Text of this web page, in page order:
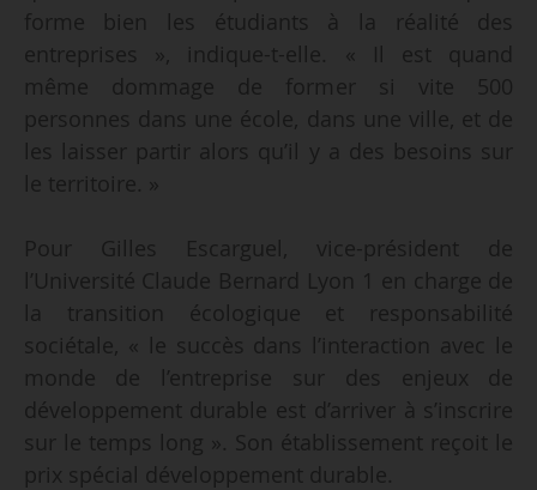
forme bien les étudiants à la réalité des
entreprises », indique-t-elle. « Il est quand
même dommage de former si vite 500
personnes dans une école, dans une ville, et de
les laisser partir alors qu’il y a des besoins sur
le territoire. »
Pour Gilles Escarguel, vice-président de
l’Université Claude Bernard Lyon 1 en charge de
la transition écologique et responsabilité
sociétale, « le succès dans l’interaction avec le
monde de l’entreprise sur des enjeux de
développement durable est d’arriver à s’inscrire
sur le temps long ». Son établissement reçoit le
prix spécial développement durable.